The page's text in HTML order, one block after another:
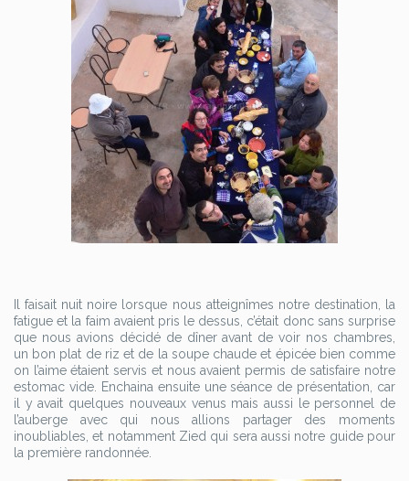
Il faisait nuit noire lorsque nous atteignîmes notre destination, la
fatigue et la faim avaient pris le dessus, c’était donc sans surprise
que nous avions décidé de dîner avant de voir nos chambres,
un bon plat de riz et de la soupe chaude et épicée bien comme
on l’aime étaient servis et nous avaient permis de satisfaire notre
estomac vide. Enchaina ensuite une séance de présentation, car
il y avait quelques nouveaux venus mais aussi le personnel de
l’auberge avec qui nous allions partager des moments
inoubliables, et notamment Zied qui sera aussi notre guide pour
la première randonnée.